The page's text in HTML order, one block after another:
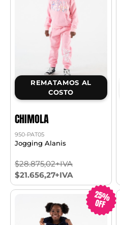
REMATAMOS AL
COSTO
CHIMOLA
950-PAT05
Jogging Alanis
$28.875,02+IVA
$21.656,27+IVA
25%
OFF